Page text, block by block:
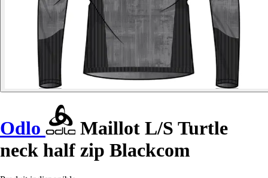
Odlo
Maillot L/S Turtle
neck half zip Blackcom